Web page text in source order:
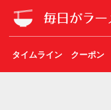
タイムライン クーポン